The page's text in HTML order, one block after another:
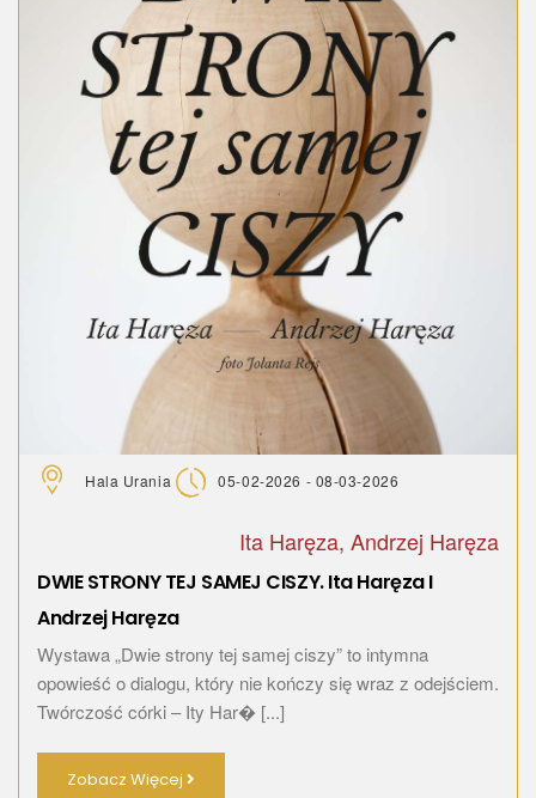
Hala Urania 05-02-2026 - 08-03-2026
Ita Haręza, Andrzej Haręza
DWIE STRONY TEJ SAMEJ CISZY. Ita Haręza I
Andrzej Haręza
Wystawa „Dwie strony tej samej ciszy” to intymna
opowieść o dialogu, który nie kończy się wraz z odejściem.
Twórczość córki – Ity Har� [...]
Zobacz Więcej